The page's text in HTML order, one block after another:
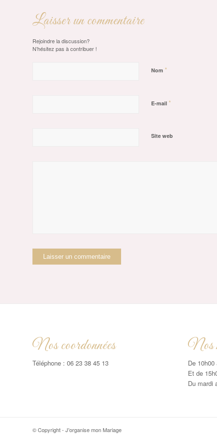
Laisser un commentaire
Rejoindre la discussion?
N’hésitez pas à contribuer !
Nom *
E-mail *
Site web
Nos coordonnées
Téléphone : 06 23 38 45 13
Nos
De 10h00
Et de
Du mardi
© Copyright - J'organise mon Mariage